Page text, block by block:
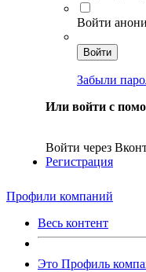
Войти
Войти
Забыли
Или войти с
Войти через
Регистрация
Профили компаний
Весь контент
Это Профиль